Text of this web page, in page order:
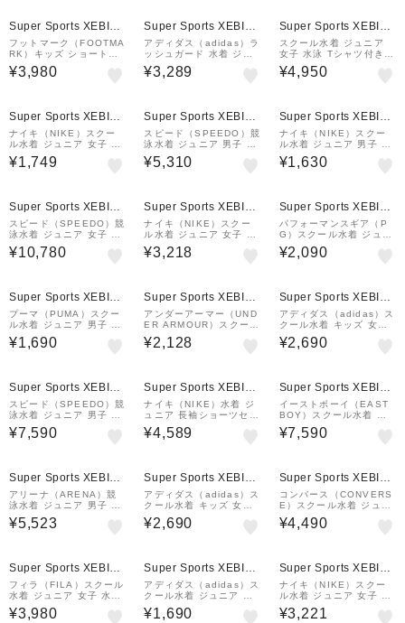
Super Sports XEBIO
&mall店
フットマーク（FOOTMA
RK）キッズ ショートパ
ンツ カラーブロック 31
00143-12
¥3,980
Super Sports XEBIO
&mall店
アディダス（adidas）ラ
ッシュガード 水着 ジュ
ニア 水泳 ジップ キッズ
青 120-160サイズ SX8
¥3,289
Super Sports XEBIO
&mall店
スクール水着 ジュニア
女子 水泳 Tシャツ付き
セパレート 3点セット 黒
×紫 140-170サイズ 37
¥4,950
Super Sports XEBIO
&mall店
ナイキ（NIKE）スクー
ル水着 ジュニア 女子 水
泳 キュロットボトム 19
91111-009
¥1,749
Super Sports XEBIO
&mall店
スピード（SPEEDO）競
泳水着 ジュニア 男子 水
泳 フレックスゼロジュニ
アジャマー WA承認モデ
¥5,310
Super Sports XEBIO
&mall店
ナイキ（NIKE）スクー
ル水着 ジュニア 男子 水
泳 ボーイズロングスパッ
ツ 黒×青 110-170サイ
¥1,630
Super Sports XEBIO
&mall店
スピード（SPEEDO）競
泳水着 ジュニア 女子 水
泳 カービィ1アップクラ
シックターンズスーツ S
¥10,780
Super Sports XEBIO
&mall店
ナイキ（NIKE）スクー
ル水着 ジュニア 女子 水
泳 キュロットワンピース
110-170センチ 199110
¥3,218
Super Sports XEBIO
&mall店
パフォーマンスギア（P
G）スクール水着 ジュニ
ア 水泳 ボーイズ ルーズ
パンツ インナーパンツ付
¥2,090
Super Sports XEBIO
&mall店
プーマ（PUMA）スクー
ル水着 ジュニア 男子 水
泳 ロングレングス スイ
ムパンツ 93525803
¥1,690
Super Sports XEBIO
&mall店
アンダーアーマー（UND
ER ARMOUR）スクール
水着 ジュニア 男子 水泳
スイムウェア ショーツ
¥2,128
Super Sports XEBIO
&mall店
アディダス（adidas）ス
クール水着 キッズ 女子
水泳 パフォーマンス ス
イムワンピース KMR17-
¥2,690
Super Sports XEBIO
&mall店
スピード（SPEEDO）競
泳水着 ジュニア 男子 水
泳 カービィ ドットブロ
ック ターンズハーフボッ
¥7,590
Super Sports XEBIO
&mall店
ナイキ（NIKE）水着 ジ
ュニア 長袖ショーツセッ
ト 1991112-019
¥4,589
Super Sports XEBIO
&mall店
イーストボーイ（EAST
BOY）スクール水着 ジ
ュニア 女子 水泳 スポT
付タンクセット4P 白 13
¥7,590
Super Sports XEBIO
&mall店
アリーナ（ARENA）競
泳水着 ジュニア 男子 水
泳 アクアレーシングスパ
ッツ WA承認モデル 黒×
¥5,523
Super Sports XEBIO
&mall店
アディダス（adidas）ス
クール水着 キッズ 女子
水泳 パフォーマンス ス
イムワンピース KMR17-
¥2,690
Super Sports XEBIO
&mall店
コンバース（CONVERS
E）スクール水着 ジュニ
ア 女子 水泳 Tシャツ付
き セパレート 3点セット
¥4,490
Super Sports XEBIO
&mall店
フィラ（FILA）スクール
水着 ジュニア 女子 水泳
捲れ防止付き ラッシュス
クール 黒×紫 130-170
¥3,980
Super Sports XEBIO
&mall店
アディダス（adidas）ス
クール水着 ジュニア 男
子 水泳 キッズ パフォー
マンス ロゴ スイミング
¥1,690
Super Sports XEBIO
&mall店
ナイキ（NIKE）スクー
ル水着 ジュニア 女子 水
泳 ガールズセパレーツ
紺 120-170サイズ1991
¥3,221